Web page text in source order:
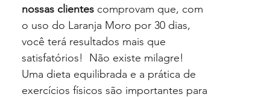
nossas clientescomprovam que, com
o uso do Laranja Moro por 30 dias,
você terá resultados mais que
satisfatórios! Não existe milagre!
Uma dieta equilibrada e a prática de
exercícios físicos são importantes para